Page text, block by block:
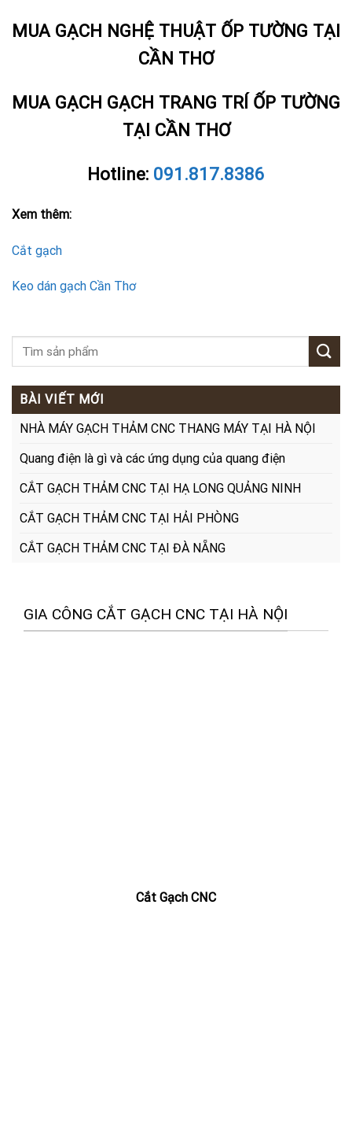
MUA GẠCH NGHỆ THUẬT ỐP TƯỜNG TẠI
CẦN THƠ
MUA GẠCH GẠCH TRANG TRÍ ỐP TƯỜNG
TẠI CẦN THƠ
Hotline: 091.817.8386
Xem thêm:
Cắt gạch
Keo dán gạch Cần Thơ
BÀI VIẾT MỚI
NHÀ MÁY GẠCH THẢM CNC THANG MÁY TẠI HÀ NỘI
Quang điện là gì và các ứng dụng của quang điện
CẮT GẠCH THẢM CNC TẠI HẠ LONG QUẢNG NINH
CẮT GẠCH THẢM CNC TẠI HẢI PHÒNG
CẮT GẠCH THẢM CNC TẠI ĐÀ NẴNG
GIA CÔNG CẮT GẠCH CNC TẠI HÀ NỘI
Cắt Gạch CNC